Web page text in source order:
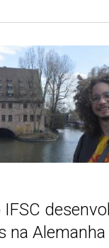
na Alemanha